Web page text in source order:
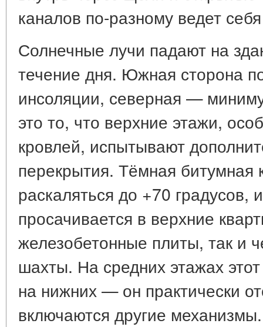
каналов по-разному ведет
Солнечные лучи падают на
течение дня. Южная сторона
инсоляции, северная —
это то, что верхние этажи,
кровлей, испытывают
перекрытия. Тёмная
раскаляться до +70 градусов,
просачивается в верхние
железобетонные плиты, так и
шахты. На средних этажах
на нижних — он практически
включаются другие механизмы.